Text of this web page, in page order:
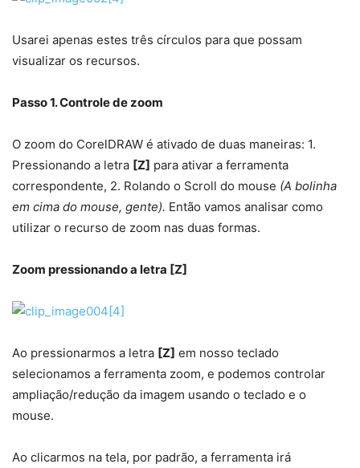
Usarei apenas estes três círculos para que possam
visualizar os recursos.
Passo 1. Controle de zoom
O zoom do CorelDRAW é ativado de duas maneiras: 1.
Pressionando a letra [Z] para ativar a ferramenta
correspondente, 2. Rolando o Scroll do mouse (A bolinha
em cima do mouse, gente). Então vamos analisar como
utilizar o recurso de zoom nas duas formas.
Zoom pressionando a letra [Z]
Ao pressionarmos a letra [Z] em nosso teclado
selecionamos a ferramenta zoom, e podemos controlar
ampliação/redução da imagem usando o teclado e o
mouse.
Ao clicarmos na tela, por padrão, a ferramenta irá